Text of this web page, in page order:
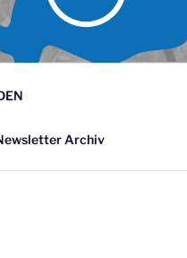
JUNGEN-
Archiv